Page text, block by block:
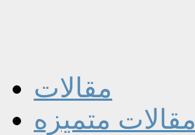
مقالات
مقالات متميزه